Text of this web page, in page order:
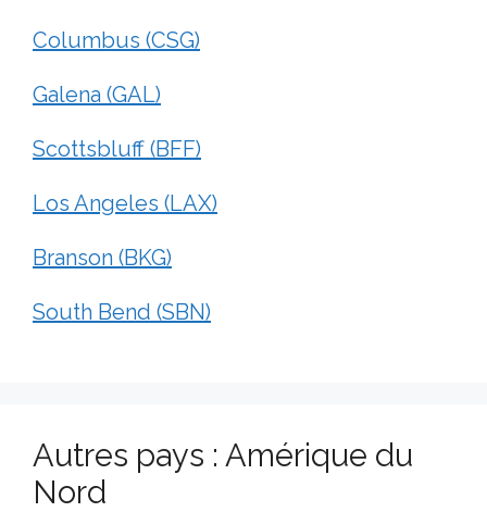
Columbus (CSG)
Galena (GAL)
Scottsbluff (BFF)
Los Angeles (LAX)
Branson (BKG)
South Bend (SBN)
Autres pays : Amérique du
Nord